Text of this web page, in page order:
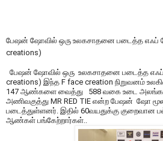
பேஷன் ஷோவில் ஒரு உலகசாதனை படைத்த எஃப்
creations)
பேஷன் ஷோவில் ஒரு உலகசாதனை படைத்த எஃப்
creations) இந்த F face creation நிறுவனம்
147 ஆண்களை வைத்து 588 வகை உடை
அணிவகுத்து MR RED TIE என்ற பேஷன் ஷோ
படைத்துள்ளனர். இதில் 60வயதுக்கு குறைவான
ஆண்கள் பங்கேற்றார்கள்..